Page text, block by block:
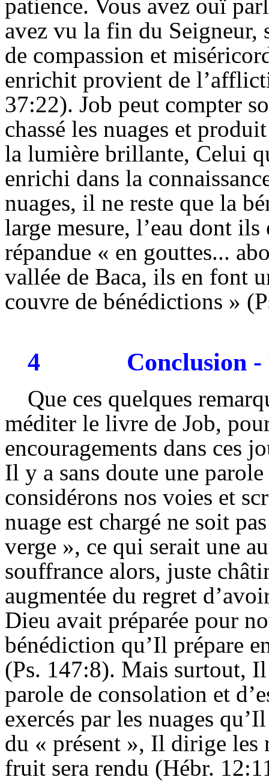
patience. Vous avez ouï
avez vu la fin du Seigneur,
de compassion et
enrichit provient de
37:22). Job peut compter
chassé les nuages et
la lumière brillante, Celui
enrichi dans la
nuages, il ne reste que la
large mesure, l’eau dont
répandue « en gouttes...
vallée de Baca, ils en font
couvre de bénédictions »
4 Conclusion -
Que ces quelques
méditer le livre de Job,
encouragements dans ces
Il y a sans doute une parole
considérons nos voies et
nuage est chargé ne soit
verge », ce qui serait une
souffrance alors, juste
augmentée du regret
Dieu avait préparée pour
bénédiction qu’Il prépare
(Ps. 147:8). Mais surtout,
parole de consolation et
exercés par les nuages qu’Il
du « présent », Il dirige les
fruit sera rendu (Hébr.